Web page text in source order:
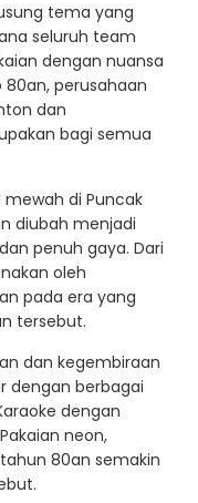
tema yang
seluruh team
dengan nuansa
perusahaan
dan
bagi semua
di Puncak
diubah menjadi
penuh gaya. Dari
oleh
pada era yang
tersebut.
dan kegembiraan
dengan berbagai
dengan
neon,
80an semakin